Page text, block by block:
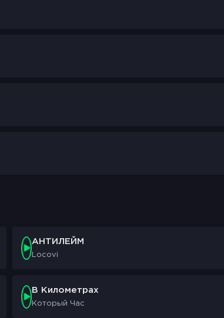
АНТИЛЕЙМ
Locovi
В Километрах
Который Час